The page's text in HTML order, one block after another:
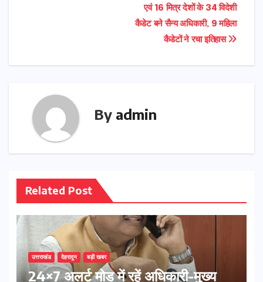
एवं 16 मित्र देशों के 34 विदेशी
कैडेट बने सैन्य अधिकारी, 9 महिला
कैडेटों ने रचा इतिहास
By admin
Related Post
उत्तराखंड देहरादून बड़ी खबर
24×7 अलर्ट मोड में रहें अधिकारी-मुख्य